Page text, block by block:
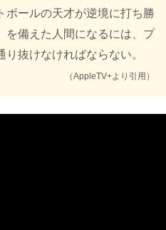
ボールの天才が逆境に打ち勝
を備えた人間になるには、プ
抜けなければならない。
（AppleTV+より引用）